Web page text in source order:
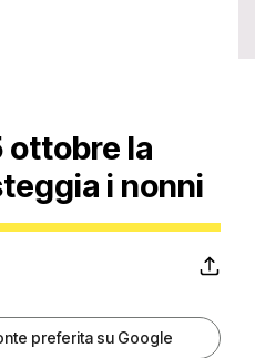
ottobre la
i nonni
preferita su Google